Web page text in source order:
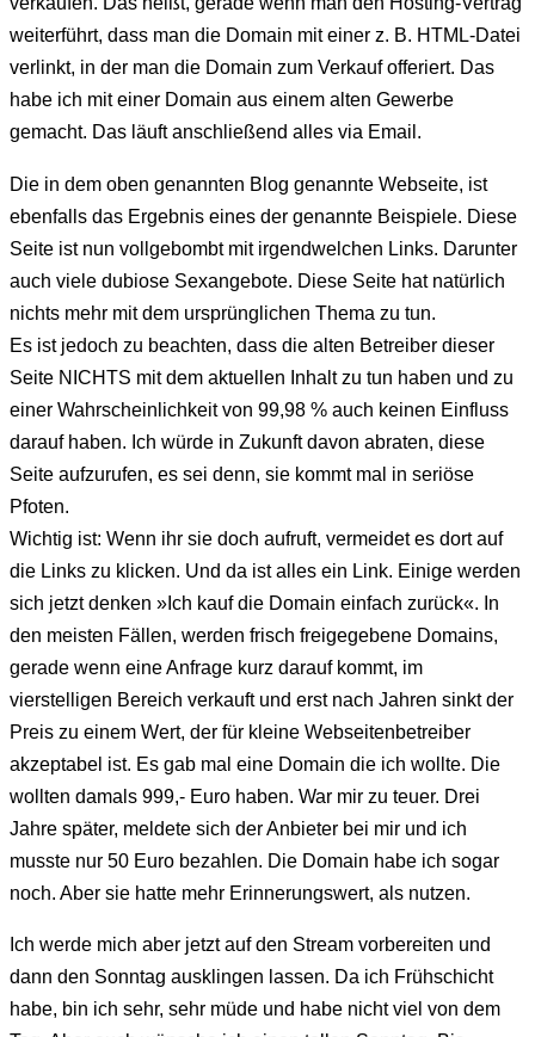
weiterführt, dass man die Domain mit einer z. B. HTML-Datei
verlinkt, in der man die Domain zum Verkauf offeriert. Das
habe ich mit einer Domain aus einem alten Gewerbe
gemacht. Das läuft anschließend alles via Email.
Die in dem oben genannten Blog genannte Webseite, ist
ebenfalls das Ergebnis eines der genannte Beispiele. Diese
Seite ist nun vollgebombt mit irgendwelchen Links. Darunter
auch viele dubiose Sexangebote. Diese Seite hat natürlich
nichts mehr mit dem ursprünglichen Thema zu tun.
Es ist jedoch zu beachten, dass die alten Betreiber dieser
Seite NICHTS mit dem aktuellen Inhalt zu tun haben und zu
einer Wahrscheinlichkeit von 99,98 % auch keinen Einfluss
darauf haben. Ich würde in Zukunft davon abraten, diese
Seite aufzurufen, es sei denn, sie kommt mal in seriöse
Pfoten.
Wichtig ist: Wenn ihr sie doch aufruft, vermeidet es dort auf
die Links zu klicken. Und da ist alles ein Link. Einige werden
sich jetzt denken »Ich kauf die Domain einfach zurück«. In
den meisten Fällen, werden frisch freigegebene Domains,
gerade wenn eine Anfrage kurz darauf kommt, im
vierstelligen Bereich verkauft und erst nach Jahren sinkt der
Preis zu einem Wert, der für kleine Webseitenbetreiber
akzeptabel ist. Es gab mal eine Domain die ich wollte. Die
wollten damals 999,- Euro haben. War mir zu teuer. Drei
Jahre später, meldete sich der Anbieter bei mir und ich
musste nur 50 Euro bezahlen. Die Domain habe ich sogar
noch. Aber sie hatte mehr Erinnerungswert, als nutzen.
Ich werde mich aber jetzt auf den Stream vorbereiten und
dann den Sonntag ausklingen lassen. Da ich Frühschicht
habe, bin ich sehr, sehr müde und habe nicht viel von dem